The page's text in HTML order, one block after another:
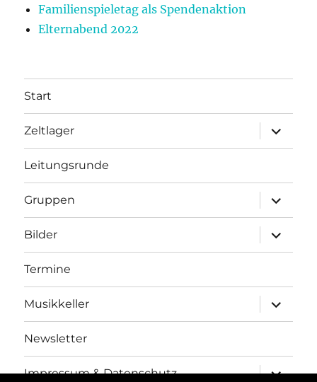
Familienspieletag als Spendenaktion
Elternabend 2022
Start
Zeltlager
anzeigen
Leitungsrunde
Gruppen
anzeigen
Bilder
anzeigen
Termine
Musikkeller
anzeigen
Newsletter
Impressum & Datenschutz